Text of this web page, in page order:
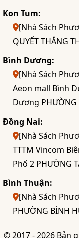
Kon Tum:
[Nhà Sách
QUYẾT THẮNG
Bình Dương:
[Nhà Sách
Aeon mall Bình
Dương PHƯỜNG
Đồng Nai:
[Nhà Sách
TTTM Vincom
Phố 2 PHƯỜNG
Bình Thuận:
[Nhà Sách
PHƯỜNG BÌNH
© 2017 - 2026 Bản